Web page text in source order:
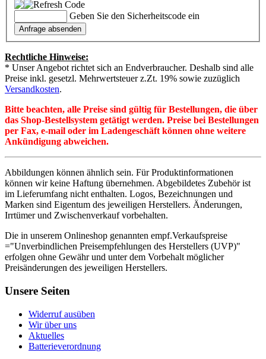
Geben Sie den Sicherheitscode ein
Rechtliche Hinweise:
* Unser Angebot richtet sich an Endverbraucher. Deshalb sind alle
Preise inkl. gesetzl. Mehrwertsteuer z.Zt. 19% sowie zuzüglich
Versandkosten.
Bitte beachten, alle Preise sind gültig für Bestellungen, die über
das Shop-Bestellsystem getätigt werden. Preise bei Bestellungen
per Fax, e-mail oder im Ladengeschäft können ohne weitere
Ankündigung abweichen.
Abbildungen können ähnlich sein. Für Produktinformationen
können wir keine Haftung übernehmen. Abgebildetes Zubehör ist
im Lieferumfang nicht enthalten. Logos, Bezeichnungen und
Marken sind Eigentum des jeweiligen Herstellers. Änderungen,
Irrtümer und Zwischenverkauf vorbehalten.
Die in unserem Onlineshop genannten empf.Verkaufspreise
="Unverbindlichen Preisempfehlungen des Herstellers (UVP)"
erfolgen ohne Gewähr und unter dem Vorbehalt möglicher
Preisänderungen des jeweiligen Herstellers.
Unsere Seiten
Widerruf ausüben
Wir über uns
Aktuelles
Batterieverordnung